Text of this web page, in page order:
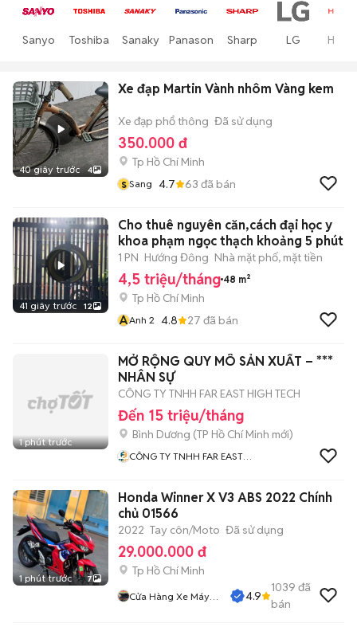
Sanyo Toshiba Sanaky Panasonic Sharp LG
40 giây trước 4
Xe đạp Martin Vành nhôm Vàng kem
Xe đạp phổ thông Đã sử dụng
350.000 đ
Tp Hồ Chí Minh
s Sang 4.7 63 đã bán
41 giây trước 12
Cho thuê nguyên căn,cách đại học y
khoa phạm ngọc thạch khoảng 5 phút
1 PN Hướng Đông Nhà mặt phố, mặt tiền
4,5 triệu/tháng 48 m²
Tp Hồ Chí Minh
AAnh 2 4.8 27 đã bán
1 phút trước
MỞ RỘNG QUY MÔ SẢN XUẤT – ***
NHÂN SỰ
CÔNG TY TNHH FAR EAST HIGH TECH
Đến 15 triệu/tháng
Bình Dương (TP Hồ Chí Minh mới)
CÔNG TY TNHH FAR EAST
1 phút trước 7
Honda Winner X V3 ABS 2022 Chính
chủ 01566
2022 Tay côn/Moto Đã sử dụng
29.000.000 đ
Tp Hồ Chí Minh
Cửa Hàng Xe Máy
4.9
1039 đã
bán